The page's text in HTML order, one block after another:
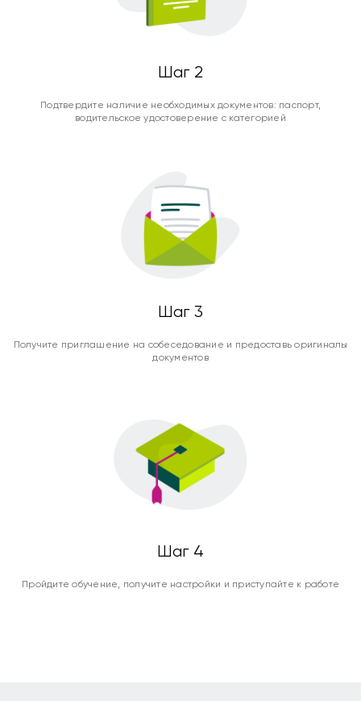
Шаг 2
Подтвердите наличие необходимых документов: паспорт,
водительское удостоверение с категорией
Шаг 3
Получите приглашение на собеседование и предоставь оригиналы
документов
Шаг 4
Пройдите обучение, получите настройки и приступайте к работе